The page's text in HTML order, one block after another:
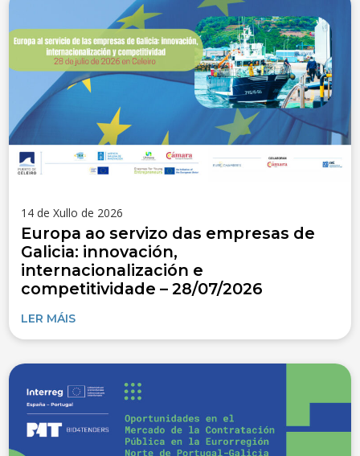
14 de Xullo de 2026
Europa ao servizo das empresas de
Galicia: innovación,
internacionalización e
competitividade – 28/07/2026
LER MÁIS